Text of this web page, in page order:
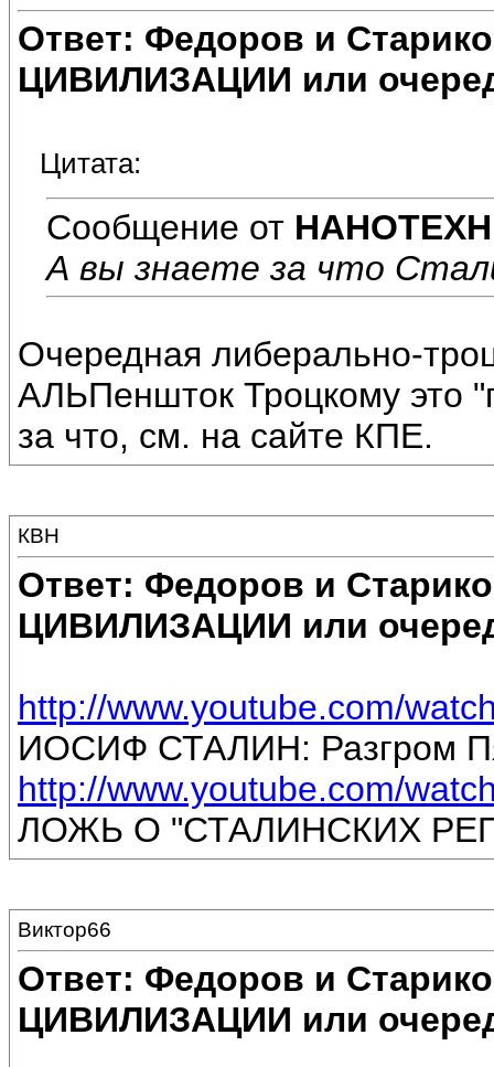
Ответ: Федоров и
ЦИВИЛИЗАЦИИ или
Цитата:
Сообщение от
А вы знаете за что
Очередная либерально-
АЛЬПеншток Троцкому это
за что, см. на сайте КПЕ.
КВН
Ответ: Федоров и
ЦИВИЛИЗАЦИИ или
http://www.youtube.com/
ИОСИФ СТАЛИН: Разгром
http://www.youtube.com/
ЛОЖЬ О "СТАЛИНСКИХ
Виктор66
Ответ: Федоров и
ЦИВИЛИЗАЦИИ или